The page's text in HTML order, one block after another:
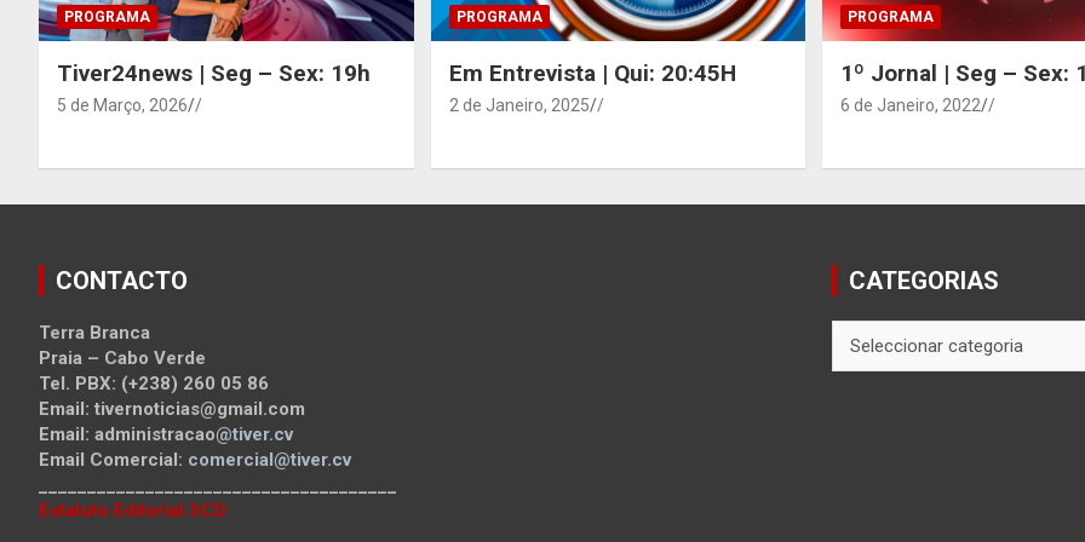
PROGRAMA
Tiver24news | Seg – Sex: 19h
5 de Março, 2026 /
PROGRAMA
Em Entrevista | Qui: 20:45H
2 de Janeiro, 2025 /
PROGRAMA
1º Jornal | Seg – Sex:
6 de Janeiro, 2022 /
CONTACTO
Terra Branca
Praia – Cabo Verde
Tel. PBX: (+238) 260 05 86
Email: tivernoticias@gmail.com
Email: administracao@tiver.cv
Email Comercial: comercial@tiver.cv
Estatuto Editorial SCD
CATEGORIAS